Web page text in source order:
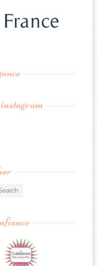
instagram